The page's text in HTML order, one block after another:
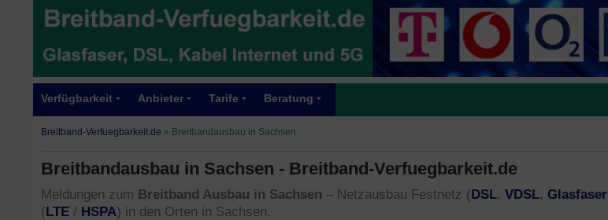
Verfügbarkeit Anbieter Tarife Beratung
Breitband-Verfuegbarkeit.de » Breitbandausbau in Sachsen
Breitbandausbau in Sachsen - Breitband-Verfuegbarkeit.de
Meldungen zum Breitband Ausbau in Sachsen – Netzausbau Festnetz (DSL, VDSL, Glasfaser
(LTE / HSPA) in den Orten in Sachsen.